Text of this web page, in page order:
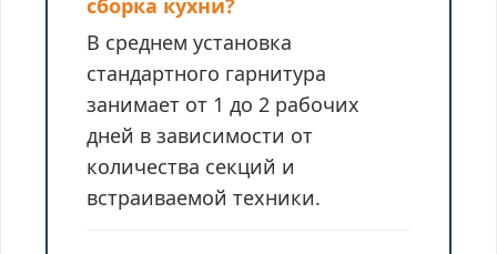
сборка кухни?
В среднем установка
стандартного гарнитура
занимает от 1 до 2 рабочих
дней в зависимости от
количества секций и
встраиваемой техники.